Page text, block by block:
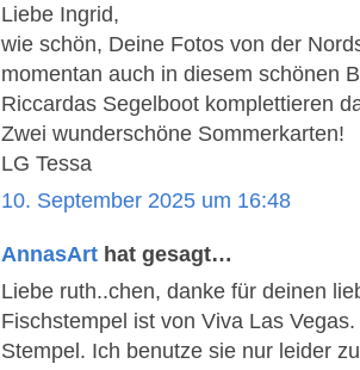
Liebe Ingrid,
wie schön, Deine Fotos von der
momentan auch in diesem schönen
Riccardas Segelboot komplettieren
Zwei wunderschöne Sommerkarten!
LG Tessa
10. September 2025 um 16:48
AnnasArt hat gesagt…
Liebe ruth..chen, danke für deinen
Fischstempel ist von Viva Las
Stempel. Ich benutze sie nur leider